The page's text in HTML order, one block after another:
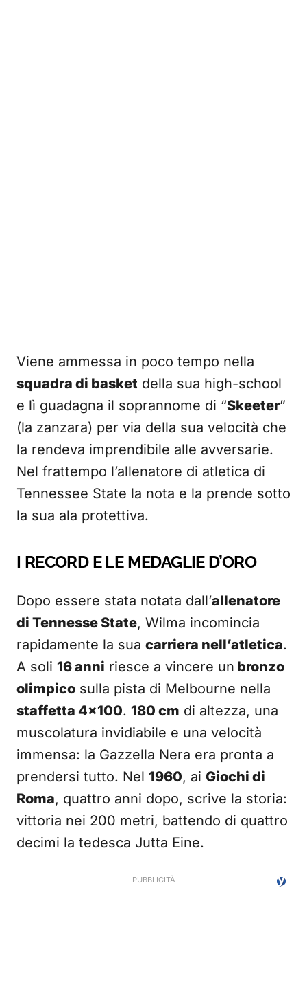
Viene ammessa in poco tempo nella
squadra di basket della sua high-school
e lì guadagna il soprannome di “Skeeter”
(la zanzara) per via della sua velocità che
la rendeva imprendibile alle avversarie.
Nel frattempo l’allenatore di atletica di
Tennessee State la nota e la prende sotto
la sua ala protettiva.
I RECORD E LE MEDAGLIE D’ORO
Dopo essere stata notata dall’allenatore
di Tennesse State, Wilma incomincia
rapidamente la sua carriera nell’atletica.
A soli 16 anni riesce a vincere un bronzo
olimpico sulla pista di Melbourne nella
staffetta 4×100. 180 cm di altezza, una
muscolatura invidiabile e una velocità
immensa: la Gazzella Nera era pronta a
prendersi tutto. Nel 1960, ai Giochi di
Roma, quattro anni dopo, scrive la storia:
vittoria nei 200 metri, battendo di quattro
decimi la tedesca Jutta Eine.